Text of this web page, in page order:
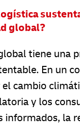
global?
tiene una
En un
cambio
y los
informados, la